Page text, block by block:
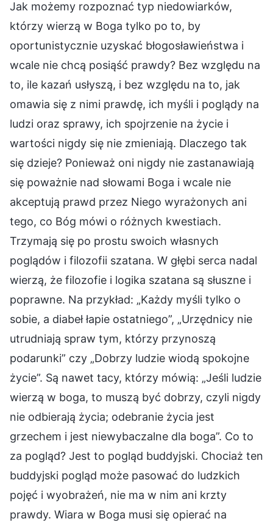
Jak możemy rozpoznać typ niedowiarków,
którzy wierzą w Boga tylko po to, by
oportunistycznie uzyskać błogosławieństwa i
wcale nie chcą posiąść prawdy? Bez względu na
to, ile kazań usłyszą, i bez względu na to, jak
omawia się z nimi prawdę, ich myśli i poglądy na
ludzi oraz sprawy, ich spojrzenie na życie i
wartości nigdy się nie zmieniają. Dlaczego tak
się dzieje? Ponieważ oni nigdy nie zastanawiają
się poważnie nad słowami Boga i wcale nie
akceptują prawd przez Niego wyrażonych ani
tego, co Bóg mówi o różnych kwestiach.
Trzymają się po prostu swoich własnych
poglądów i filozofii szatana. W głębi serca nadal
wierzą, że filozofie i logika szatana są słuszne i
poprawne. Na przykład: „Każdy myśli tylko o
sobie, a diabeł łapie ostatniego”, „Urzędnicy nie
utrudniają spraw tym, którzy przynoszą
podarunki” czy „Dobrzy ludzie wiodą spokojne
życie”. Są nawet tacy, którzy mówią: „Jeśli ludzie
wierzą w boga, to muszą być dobrzy, czyli nigdy
nie odbierają życia; odebranie życia jest
grzechem i jest niewybaczalne dla boga”. Co to
za pogląd? Jest to pogląd buddyjski. Chociaż ten
buddyjski pogląd może pasować do ludzkich
pojęć i wyobrażeń, nie ma w nim ani krzty
prawdy. Wiara w Boga musi się opierać na